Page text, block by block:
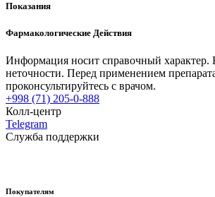
Показания
Фармакологические Действия
Информация носит справочный
неточности. Перед применением
проконсультируйтесь с врачом.
+998 (71) 205-0-888
Колл-центр
Telegram
Служба поддержки
Покупателям